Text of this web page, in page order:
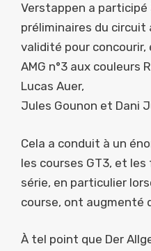
Verstappen a
préliminaires du circuit
validité pour
AMG n°3 aux couleurs
Lucas Auer,
Jules Gounon et Dani
Cela a conduit à un
les courses GT3, et
série, en particulier
course, ont augmenté
À tel point que Der